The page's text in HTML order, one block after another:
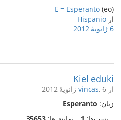
(eo)
E = Esperanto
از Hispanio
6 ژانویهٔ 2012
Kiel eduki
از vincas, 6 ژانویهٔ 2012
زبان: Esperanto